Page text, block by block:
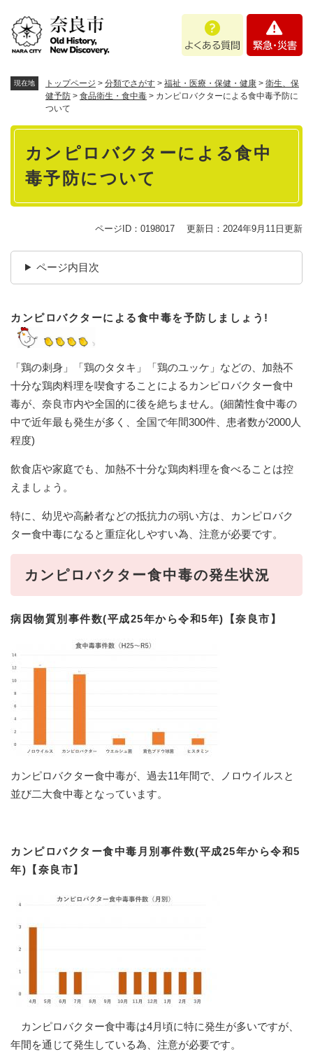
あ
問
・
現在地 トップページ > 分類でさがす > 福祉・医療・保健・健康 > 衛生、保
健予防 > 食品衛生・食中毒 > カンピロバクターによる食中毒予防に
ついて
本
カンピロバクターによる食中
毒予防について
ページID：0198017 更新日：2024年9月11日更新
ページ内目次
カンピロバクターによる食中毒を予防しましょう!
「鶏の刺身」「鶏のタタキ」「鶏のユッケ」などの、加熱不
十分な鶏肉料理を喫食することによるカンピロバクター食中
毒が、奈良市内や全国的に後を絶ちません。(細菌性食中毒の
中で近年最も発生が多く、全国で年間300件、患者数が2000人
程度)
飲食店や家庭でも、加熱不十分な鶏肉料理を食べることは控
えましょう。
特に、幼児や高齢者などの抵抗力の弱い方は、カンピロバク
ター食中毒になると重症化しやすい為、注意が必要です。
カンピロバクター食中毒の発生状況
病因物質別事件数(平成25年から令和5年)【奈良市】
カンピロバクター食中毒が、過去11年間で、ノロウイルスと
並び二大食中毒となっています。
カンピロバクター食中毒月別事件数(平成25年から令和5
年)【奈良市】
カンピロバクター食中毒は4月頃に特に発生が多いですが、
年間を通じて発生している為、注意が必要です。